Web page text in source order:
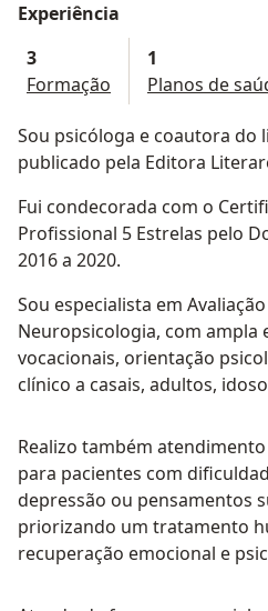
Experiência
3
Formação
1
Planos de
Sou psicóloga e coautora do
publicado pela Editora
Fui condecorada com o
Profissional 5 Estrelas pelo
2016 a 2020.
Sou especialista em
Neuropsicologia, com ampla
vocacionais, orientação
clínico a casais, adultos,
Realizo também
para pacientes com
depressão ou pensamentos
priorizando um tratamento
recuperação emocional e